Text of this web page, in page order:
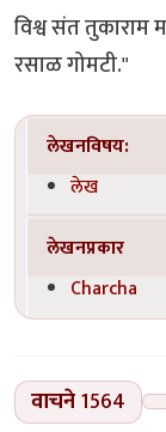
विश्व संत तुकाराम
रसाळ गोमटी."
लेखनविषय:
लेख
लेखनप्रकार
Charcha
वाचने1564